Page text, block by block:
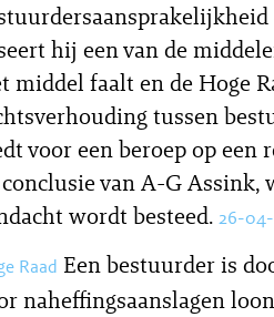
hij een van de
middel faalt en de Hoge
tussen
voor een beroep op
van A-G Assink,
wordt besteed. 26-
Raad Een bestuurder is
naheffingsaanslagen